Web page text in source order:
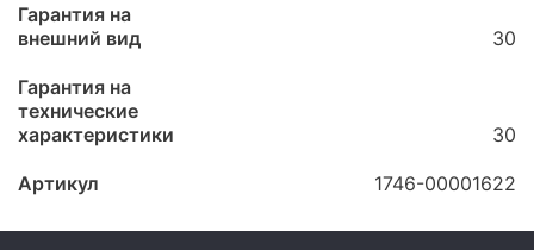
Гарантия на
внешний вид
30
Гарантия на
технические
характеристики
30
Артикул 1746-00001622